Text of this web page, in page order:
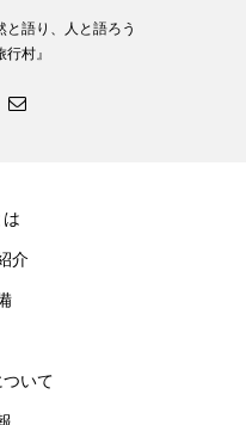
と語り、人と語ろう
行村』
介
品
いて